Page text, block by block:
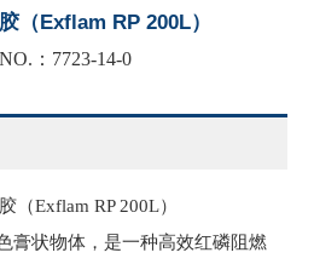
（Exflam RP 200L）
：7723-14-0
（Exflam RP 200L）
膏状物体，是一种高效红磷阻燃